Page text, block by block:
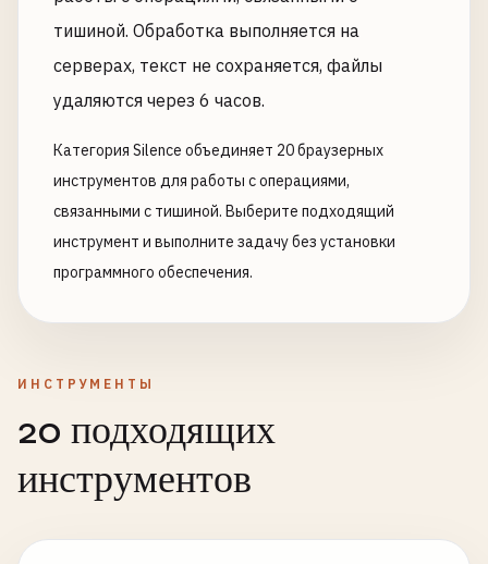
тишиной. Обработка выполняется на
серверах, текст не сохраняется, файлы
удаляются через 6 часов.
Категория Silence объединяет 20 браузерных
инструментов для работы с операциями,
связанными с тишиной. Выберите подходящий
инструмент и выполните задачу без установки
программного обеспечения.
ИНСТРУМЕНТЫ
20 подходящих
инструментов